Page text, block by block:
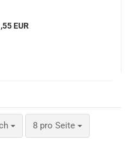
EUR
8 pro Seite
pro Seite